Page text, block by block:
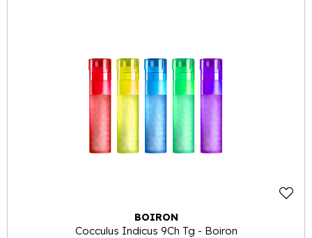
BOIRON
Cocculus Indicus 9Ch Tg - Boiron